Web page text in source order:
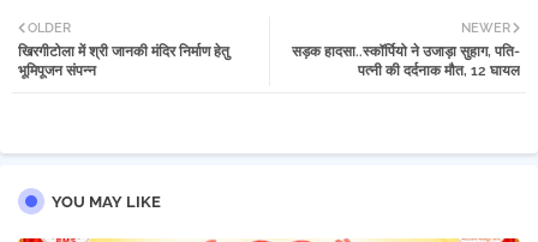
tter atsa
NEWER
सड़क हादसा..स्कॉर्पियो ने उजाड़ा सुहाग, पति-
पत्नी की दर्दनाक मौत, 12 घायल
OLDER
खिरगीटोला में श्री जानकी मंदिर निर्माण हेतु
भूमिपूजन संपन्न
YOU MAY LIKE